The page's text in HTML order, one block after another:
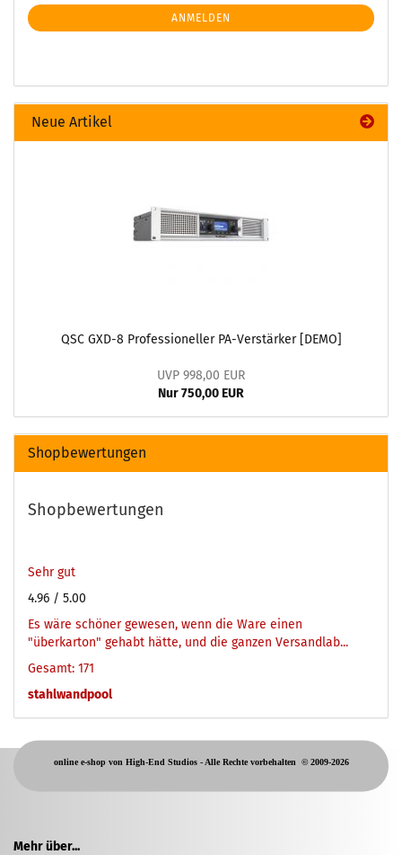
ANMELDEN
Neue Artikel
QSC GXD-8 Professioneller PA-Verstärker [DEMO]
UVP 998,00 EUR
Nur 750,00 EUR
Shopbewertungen
Shopbewertungen
Sehr gut
4.96 / 5.00
Es wäre schöner gewesen, wenn die Ware einen
"überkarton" gehabt hätte, und die ganzen Versandlab...
Gesamt: 171
stahlwandpool
online e-shop von High-End Studios -Alle Rechte vorbehalten © 2009-2026
Mehr über...